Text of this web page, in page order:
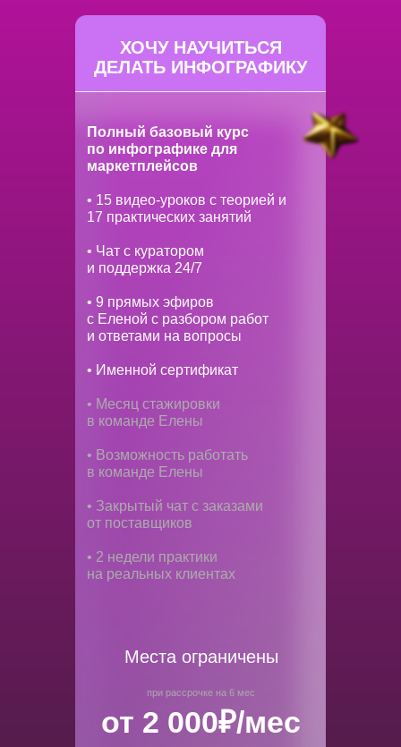
Места ограничены
от 2 000₽/мес
Полный базовый курс
по инфографике для
маркетплейсов
• 15 видео-уроков с теорией и
17 практических занятий
• Чат с куратором
и поддержка 24/7
• 9 прямых эфиров
с Еленой с разбором работ
и ответами на вопросы
• Именной сертификат
• Месяц стажировки
в команде Елены
• Возможность работать
в команде Елены
• Закрытый чат с заказами
от поставщиков
• 2 недели практики
на реальных клиентах
ХОЧУ НАУЧИТЬСЯ
ДЕЛАТЬ ИНФОГРАФИКУ
при рассрочке на 6 мес